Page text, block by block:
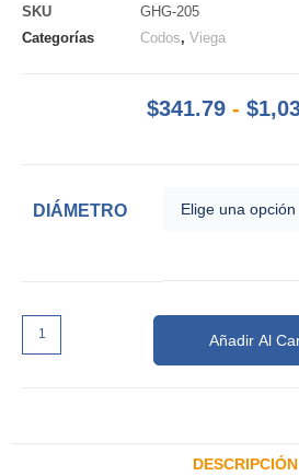
SKU
GHG-205
Categorías
Codos, Viega
$341.79 - $
DIÁMETRO
Añadir Al
DESCRIPCIÓN